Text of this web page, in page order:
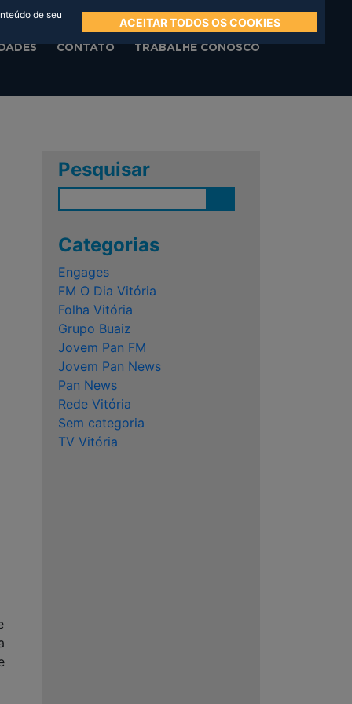
de seu
ACEITAR TODOS OS COOKIES
CONTATO TRABALHE CONOSCO
Pesquisar
Categorias
Engages
FM O Dia Vitória
Folha Vitória
Grupo Buaiz
Jovem Pan FM
Jovem Pan News
Pan News
Rede Vitória
Sem categoria
TV Vitória